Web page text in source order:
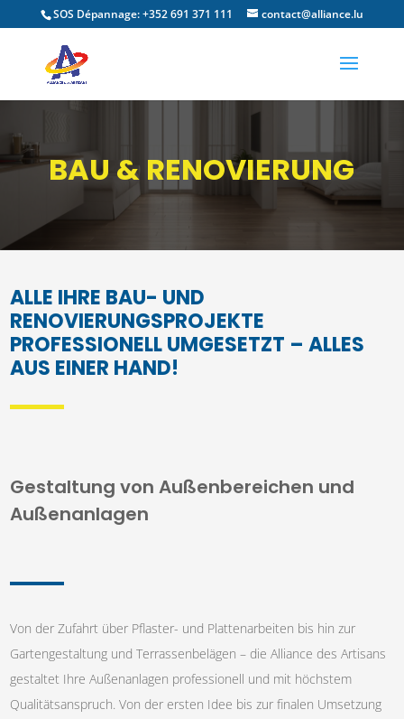
SOS Dépannage: +352 691 371 111 contact@alliance.lu
BAU & RENOVIERUNG
ALLE IHRE BAU- UND
RENOVIERUNGSPROJEKTE
PROFESSIONELL UMGESETZT – ALLES
AUS EINER HAND!
Gestaltung von Außenbereichen und
Außenanlagen
Von der Zufahrt über Pflaster- und Plattenarbeiten bis hin zur
Gartengestaltung und Terrassenbelägen – die Alliance des Artisans
gestaltet Ihre Außenanlagen professionell und mit höchstem
Qualitätsanspruch. Von der ersten Idee bis zur finalen Umsetzung